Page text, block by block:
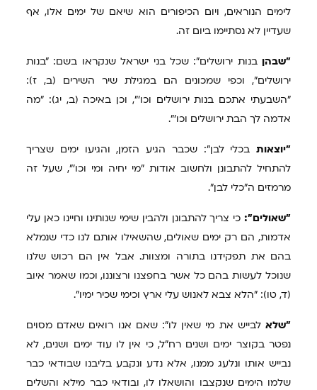
לימים הנוראים, ויום הכיפורים הוא שיאם של ימים אלו, אף
שעדיין לא נסתיימו ביום זה.
"שבהן בנות ירושלים": שכל בני ישראל שנקראו בשם: "בנות
ירושלים", וכפי שמכונים הם במגילת שיר השירים (ב, ז):
"השבעתי אתכם בנות ירושלים וכו'", וכן באיכה (ב, יג): "מה
אדמה לך הבת ירושלים וכו'".
"יוצאות בכלי לבן": שכבר הגיע הזמן, והגיעו ימים שצריך
להתחיל להתבונן ולחשוב אודות "מי יחיה ומי וכו'", שעל זה
מרמזים ה"כלי לבן".
"שאולים": כי צריך להתבונן ולהבין שימי שנותינו וחיינו כאן עלי
אדמות, הם רק ימים שאולים, שהשאילו אותם לנו כדי שנמלא
בהם את תפקידנו בתורה ומצוות. אבל אין הם רכוש שלנו
שנוכל לעשות בהם כל אשר בחפצנו ורצוננו, וכמו שאמר איוב
(ד, טו): "הלא צבא לאנוש עלי ארץ וכימי שכיר ימיו".
"שלא לבייש את מי שאין לו": שאם אנו רואים שאדם מסוים
נפטר בקוצר ימים ושנים רח"ל, כי אין לו עוד ימים ושנים, לא
נבייש אותו ונלעג ממנו, אלא נדע ונקבע בליבנו שבודאי כבר
שלמו הימים שנקצבו והושאלו לו, ובודאי כבר מילא והשלים